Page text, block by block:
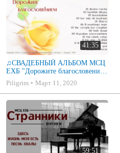
41:35
♫СВАДЕБНЫЙ АЛЬБОМ МСЦ
ЕХБ "Дорожите благословением
- Христианские песни.
Музыкальный диск. Псалмы
Piligrim Март 11, 2020
59:51